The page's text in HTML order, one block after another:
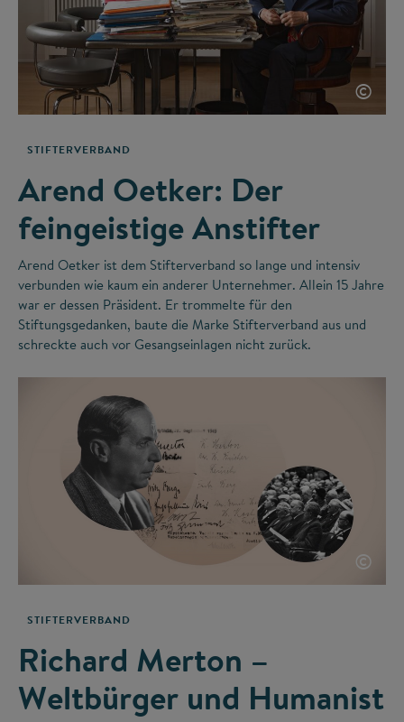
©
STIFTERVERBAND
Arend Oetker: Der
feingeistige Anstifter
Arend Oetker ist dem Stifterverband so lange und intensiv
verbunden wie kaum ein anderer Unternehmer. Allein 15 Jahre
war er dessen Präsident. Er trommelte für den
Stiftungsgedanken, baute die Marke Stifterverband aus und
schreckte auch vor Gesangseinlagen nicht zurück.
©
STIFTERVERBAND
Richard Merton –
Weltbürger und Humanist